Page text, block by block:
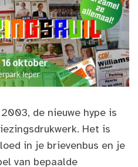
de nieuwe hype is
Het is
in je brievenbus en je
van bepaalde